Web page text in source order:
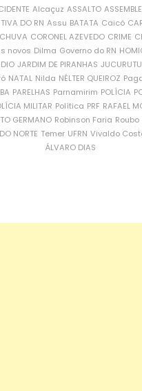
Alcaçuz ASSALTO
DO RN Assu BATATA Caicó
CORONEL AZEVEDO CRIME
novos Dilma Governo do RN
JARDIM DE PIRANHAS JUCURUTU
NATAL Nilda NÉLTER QUEIROZ
PARELHAS Parnamirim POLÍCIA
MILITAR Política PRF RAFAEL
GERMANO Robinson Faria Roubo
NORTE Temer UFRN Vivaldo
ÁLVARO DIAS